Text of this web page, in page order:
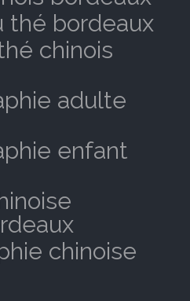
thé bordeaux
chinois
adulte
enfant
chinoise